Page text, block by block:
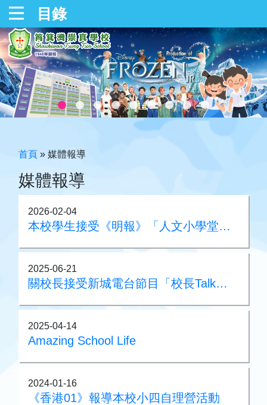
目錄
首頁 » 媒體報導
媒體報導
2026-02-04
本校學生接受《明報》「人文小學堂」採訪
2025-06-21
關校長接受新城電台節目「校長Talk」採訪
2025-04-14
Amazing School Life
2024-01-16
《香港01》報導本校小四自理營活動